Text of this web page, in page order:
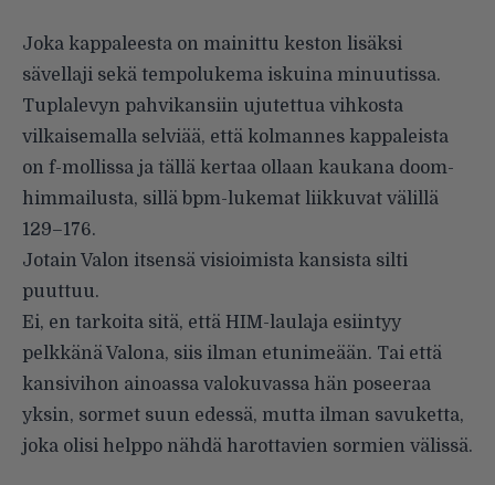
Joka kappaleesta on mainittu keston lisäksi
sävellaji sekä tempolukema iskuina minuutissa.
Tuplalevyn pahvikansiin ujutettua vihkosta
vilkaisemalla selviää, että kolmannes kappaleista
on f-mollissa ja tällä kertaa ollaan kaukana doom-
himmailusta, sillä bpm-lukemat liikkuvat välillä
129–176.
Jotain Valon itsensä visioimista kansista silti
puuttuu.
Ei, en tarkoita sitä, että HIM-laulaja esiintyy
pelkkänä Valona, siis ilman etunimeään. Tai että
kansivihon ainoassa valokuvassa hän poseeraa
yksin, sormet suun edessä, mutta ilman savuketta,
joka olisi helppo nähdä harottavien sormien välissä.